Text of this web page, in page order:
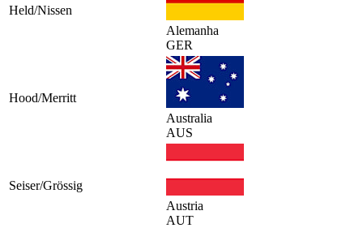
Held/Nissen
Alemanha
GER
Hood/Merritt
Australia
AUS
Seiser/Grössig
Austria
AUT